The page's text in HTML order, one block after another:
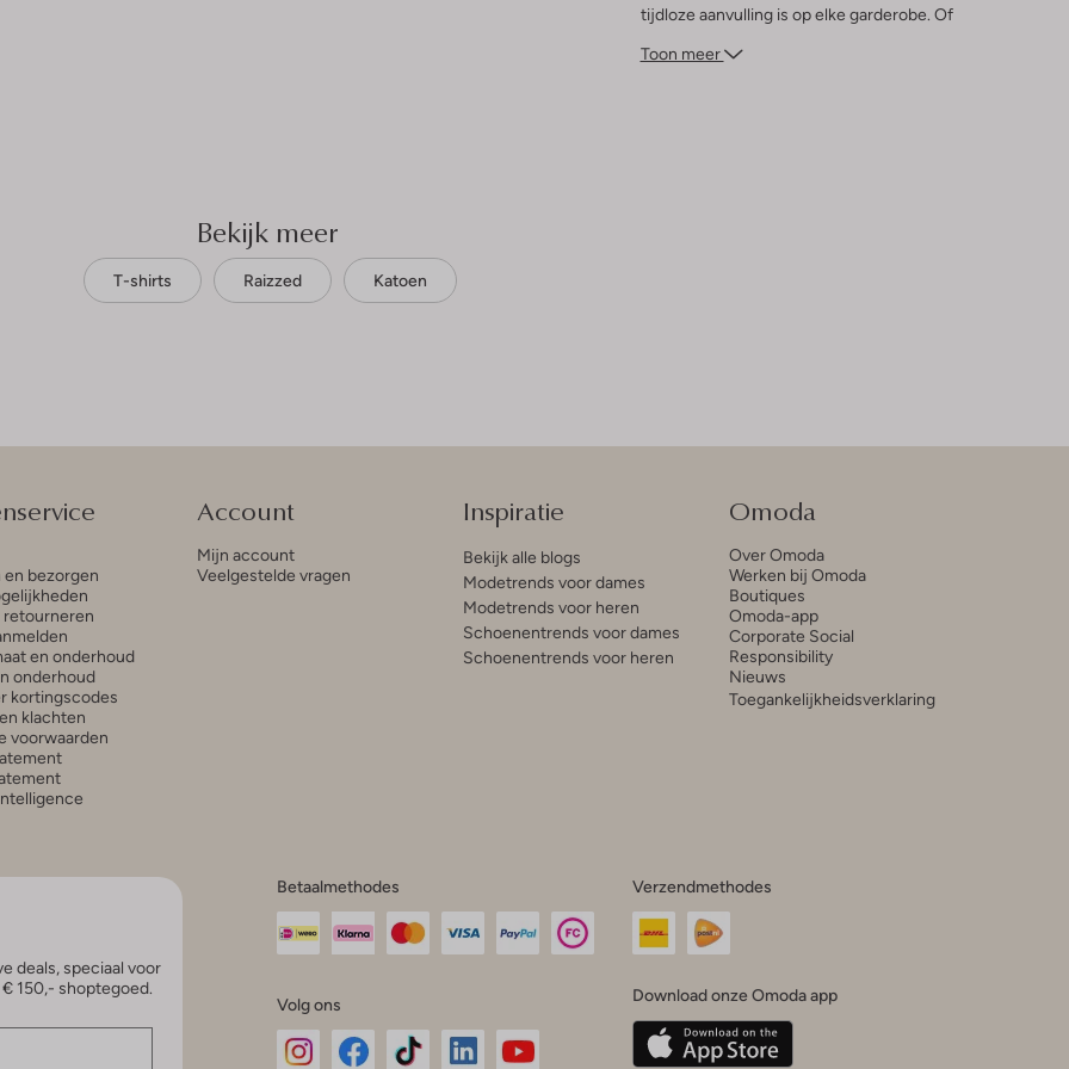
tijdloze aanvulling is op elke garderobe. Of
outfit, met de HAW T-shirt zit je altijd
Toon meer
Bekijk meer
T-shirts Raizzed Katoen
en bezorgen
retourneren
en onderhoud
onderhoud
kortingscodes
klachten
voorwaarden
Account
Mijn account
Veelgestelde vragen
Inspiratie
Bekijk alle blogs
Modetrends voor dames
Modetrends voor heren
Schoenentrends voor dames
Schoenentrends voor heren
Omoda
Over Omoda
Werken bij Omoda
Boutiques
Omoda-app
Corporate Social
Responsibility
Nieuws
Toegankelijkheidsverklaring
deals, speciaal voor
150,- shoptegoed.
Betaalmethodes
Volg ons
Verzendmethodes
Download onze Omoda app